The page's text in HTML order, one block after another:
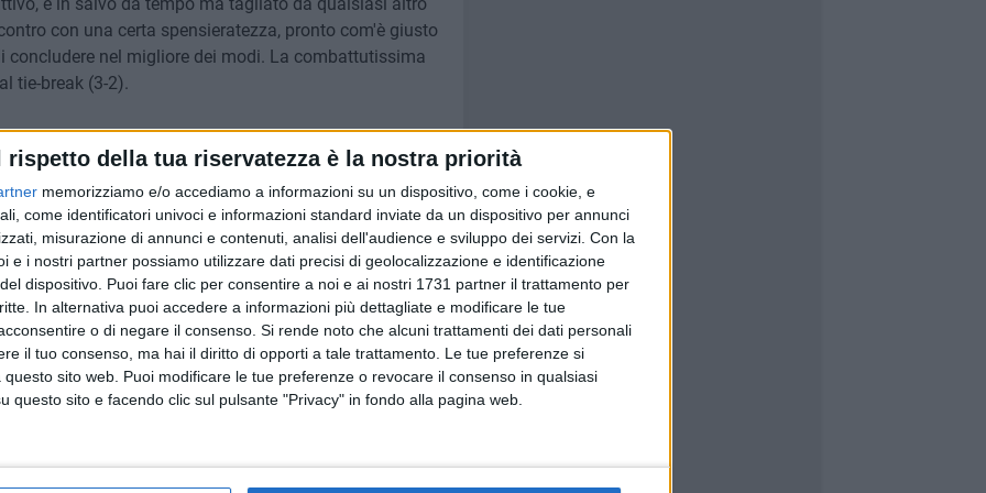
rispetto della tua riservatezza è la nostra priorità
memorizziamo e/o accediamo a informazioni su un dispositivo, come i cookie, e
come identificatori univoci e informazioni standard inviate da un dispositivo per annunci
misurazione di annunci e contenuti, analisi dell'audience e sviluppo dei servizi. Con la
e i nostri partner possiamo utilizzare dati precisi di geolocalizzazione e identificazione
dispositivo. Puoi fare clic per consentire a noi e ai nostri 1731 partner il trattamento per
In alternativa puoi accedere a informazioni più dettagliate e modificare le tue
o di negare il consenso. Si rende noto che alcuni trattamenti dei dati personali
il tuo consenso, ma hai il diritto di opporti a tale trattamento. Le tue preferenze si
sito web. Puoi modificare le tue preferenze o revocare il consenso in qualsiasi
questo sito e facendo clic sul pulsante "Privacy" in fondo alla pagina web.
con una certa spensieratezza, pronto com'è giusto
concludere nel migliore dei modi. La combattutissima
tie-break (3-2).
sarà diretta da Andrea Tavano (primo arbitro sul
di gioco).
partite casalinghe delle nerofucsia resterà gratuito
non lasciarsi sfuggire per godere dello spettacolo del
e sostenere la squadra dagli spalti con la massima
sarà possibile seguire in tempo reale tutte le
grazie al nuovo servizio di live scoring, che permetterà